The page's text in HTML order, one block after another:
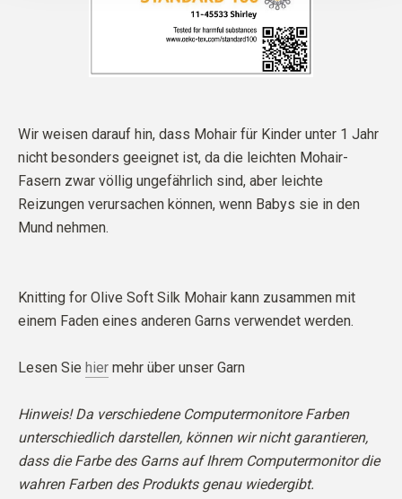
Wir weisen darauf hin, dass Mohair für Kinder unter 1 Jahr
nicht besonders geeignet ist, da die leichten Mohair-
Fasern zwar völlig ungefährlich sind, aber leichte
Reizungen verursachen können, wenn Babys sie in den
Mund nehmen.
Knitting for Olive Soft Silk Mohair kann zusammen mit
einem Faden eines anderen Garns verwendet werden.
Lesen Sie hier mehr über unser Garn
Hinweis! Da verschiedene Computermonitore Farben
unterschiedlich darstellen, können wir nicht garantieren,
dass die Farbe des Garns auf Ihrem Computermonitor die
wahren Farben des Produkts genau wiedergibt.